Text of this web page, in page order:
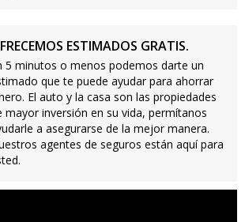
ESTIMADOS GRATIS.
5 minutos o menos podemos darte un
que te puede ayudar para ahorrar
El auto y la casa son las propiedades
mayor inversión en su vida, permítanos
a asegurarse de la mejor manera.
agentes de seguros están aquí para